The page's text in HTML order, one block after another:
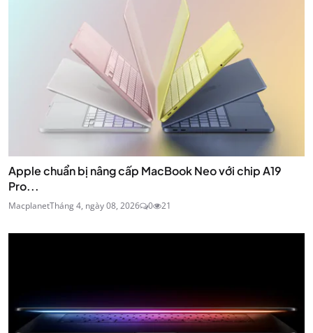
Apple chuẩn bị nâng cấp MacBook Neo với chip A19
Pro...
MacplanetTháng 4, ngày 08, 2026 0 21